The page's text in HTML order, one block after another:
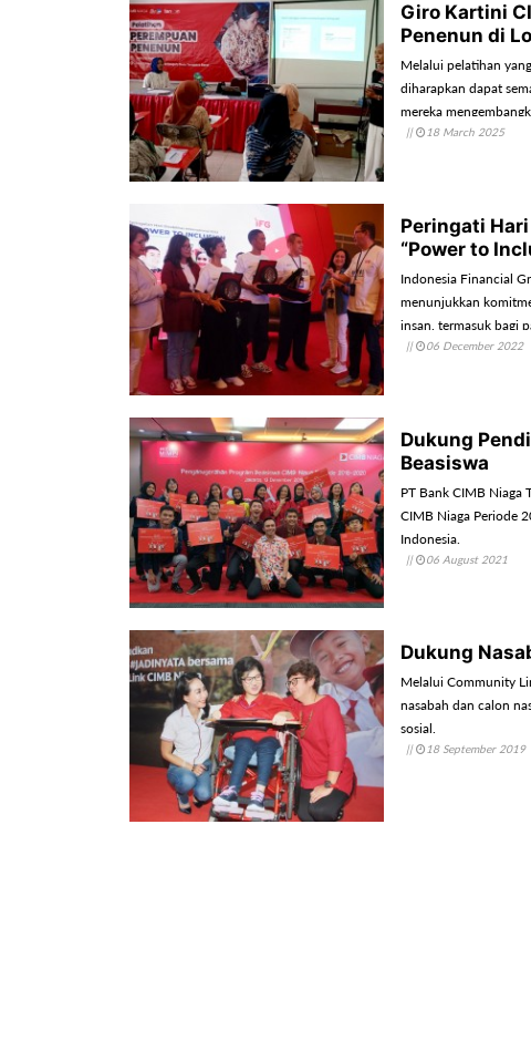
Giro Kartini
Penenun di
Melalui pelatihan
diharapkan dapat
mereka
tengah perkembangan
|| 18 March 2025
Peringati
“Power to
Indonesia Financial
menunjukkan
insan, termasuk bagi
|| 06 December 2022
Dukung
Beasiswa
PT Bank CIMB Niaga
CIMB Niaga Periode
Indonesia.
|| 06 August 2021
Dukung
Melalui Community
nasabah dan calon
sosial.
|| 18 September 2019